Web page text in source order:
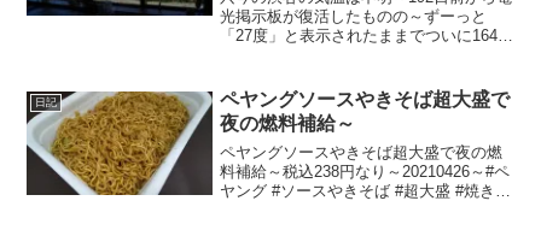
ら電源オフ状態に～
光掲示板が復活したものの～ずーっと
「27度」と表示されたままでついに164日
#気温
日記
ペヤングソースやきそば超大盛で
夜の燃料補給～
ペヤングソースやきそば超大盛で夜の燃
料補給～税込238円なり～20210426～#ペ
ヤング #ソースやきそば #超大盛 #焼きそ